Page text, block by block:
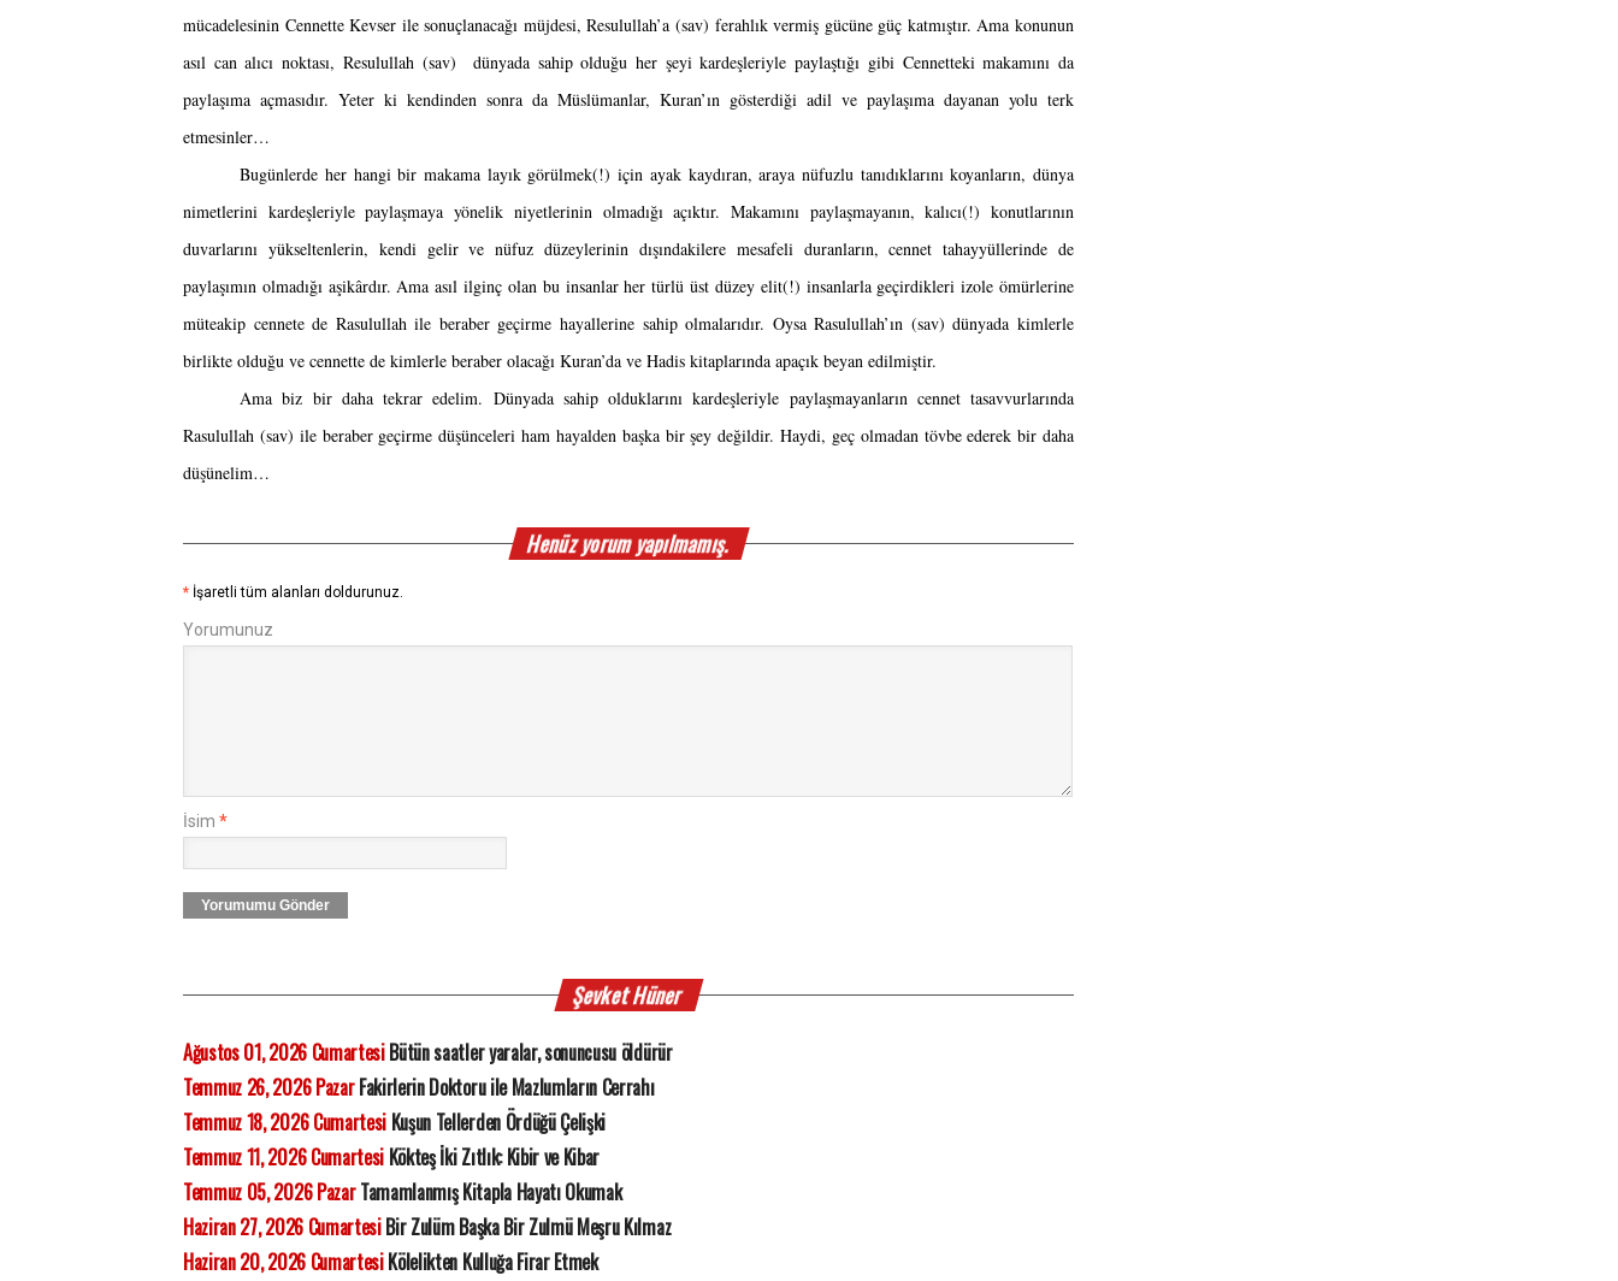
mücadelesinin Cennette Kevser ile sonuçlanacağı müjdesi, Resulullah’a (sav) ferahlık vermiş gücüne güç katmıştır. Ama konunun
asıl can alıcı noktası, Resulullah (sav)  dünyada sahip olduğu her şeyi kardeşleriyle paylaştığı gibi Cennetteki makamını da
paylaşıma açmasıdır. Yeter ki kendinden sonra da Müslümanlar, Kuran’ın gösterdiği adil ve paylaşıma dayanan yolu terk
etmesinler…
Bugünlerde her hangi bir makama layık görülmek(!) için ayak kaydıran, araya nüfuzlu tanıdıklarını koyanların, dünya
nimetlerini kardeşleriyle paylaşmaya yönelik niyetlerinin olmadığı açıktır. Makamını paylaşmayanın, kalıcı(!) konutlarının
duvarlarını yükseltenlerin, kendi gelir ve nüfuz düzeylerinin dışındakilere mesafeli duranların, cennet tahayyüllerinde de
paylaşımın olmadığı aşikârdır. Ama asıl ilginç olan bu insanlar her türlü üst düzey elit(!) insanlarla geçirdikleri izole ömürlerine
müteakip cennete de Rasulullah ile beraber geçirme hayallerine sahip olmalarıdır. Oysa Rasulullah’ın (sav) dünyada kimlerle
birlikte olduğu ve cennette de kimlerle beraber olacağı Kuran’da ve Hadis kitaplarında apaçık beyan edilmiştir.
Ama biz bir daha tekrar edelim. Dünyada sahip olduklarını kardeşleriyle paylaşmayanların cennet tasavvurlarında
Rasulullah (sav) ile beraber geçirme düşünceleri ham hayalden başka bir şey değildir. Haydi, geç olmadan tövbe ederek bir daha
düşünelim…
Henüz yorum yapılmamış.
* İşaretli tüm alanları doldurunuz.
Yorumunuz
İsim *
Yorumumu Gönder
Şevket Hüner
Ağustos 01, 2026 CumartesiBütün saatler yaralar, sonuncusu öldürür
Temmuz 26, 2026 PazarFakirlerin Doktoru ile Mazlumların Cerrahı
Temmuz 18, 2026 Cumartesi Kuşun Tellerden Ördüğü Çelişki
Temmuz 11, 2026 Cumartesi Kökteş İki Zıtlık: Kibir ve Kibar
Temmuz 05, 2026 PazarTamamlanmış Kitapla Hayatı Okumak
Haziran 27, 2026 CumartesiBir Zulüm Başka Bir Zulmü Meşru Kılmaz
Haziran 20, 2026 CumartesiKölelikten Kulluğa Firar Etmek